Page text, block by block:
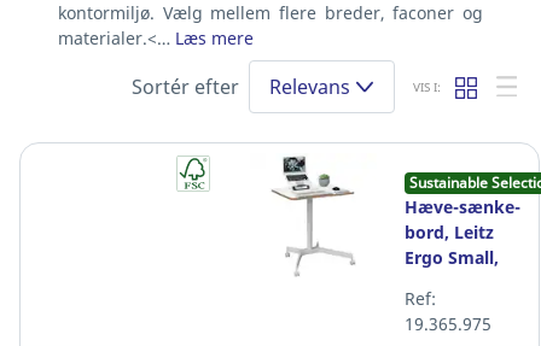
kontormiljø. Vælg mellem flere breder, faconer og
materialer.<… Læs mere
Sortér efter Relevans VIS I:
Sustainable
Hæve-sænke-
bord, Leitz
Ergo Small,
med hjul,
hvid
Ref:
19.365.975